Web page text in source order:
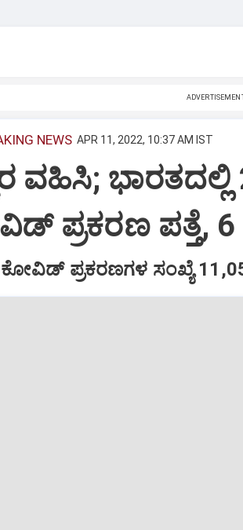
NEWS APR 11, 2022, 10:37 AM IST
ವಹಿಸಿ;
ಪ್ರಕರಣ ಪತ್ತೆ,
ಪ್ರಕರಣಗಳ ಸಂಖ್ಯೆ